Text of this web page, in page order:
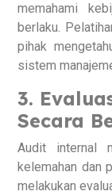
memahami
berlaku.
pihak
sistem
3.
Secara
Audit internal
kelemahan dan
melakukan